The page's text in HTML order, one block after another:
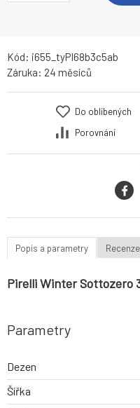
Kód: i655_tyPI68b3c5ab
Záruka: 24 měsíců
Do oblíbených
Porovnání
Popis a parametry
Pirelli Winter Sottozero
Parametry
Dezen
Šířka